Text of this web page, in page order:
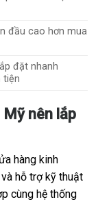
đầu cao hơn mua
đặt nhanh
tiện
nên lắp
hàng kinh
hỗ trợ kỹ thuật
cùng hệ thống